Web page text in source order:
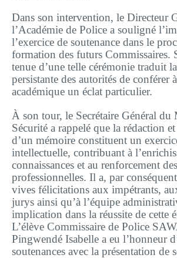
Dans son intervention, le Directeur
l’Académie de Police a souligné
l’exercice de soutenance dans le
formation des futurs Commissaires.
tenue d’une telle cérémonie traduit
persistante des autorités de conférer
académique un éclat particulier.
À son tour, le Secrétaire Général du
Sécurité a rappelé que la rédaction
d’un mémoire constituent un
intellectuelle, contribuant à
connaissances et au renforcement
professionnelles. Il a, par conséquent
vives félicitations aux impétrants,
jurys ainsi qu’à l’équipe
implication dans la réussite de cette
L’élève Commissaire de Police
Pingwendé Isabelle a eu l’honneur
soutenances avec la présentation de